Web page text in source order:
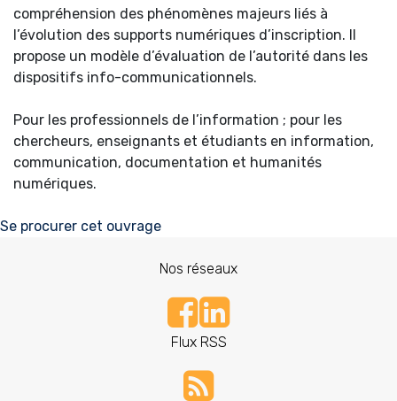
compréhension des phénomènes majeurs liés à
l’évolution des supports numériques d’inscription. Il
propose un modèle d’évaluation de l’autorité dans les
dispositifs info-communicationnels.
Pour les professionnels de l’information ; pour les
chercheurs, enseignants et étudiants en information,
communication, documentation et humanités
numériques.
Se procurer cet ouvrage
Nos réseaux
Flux RSS